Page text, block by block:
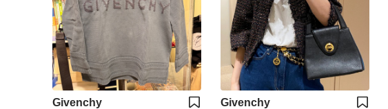
Givenchy Givenchy